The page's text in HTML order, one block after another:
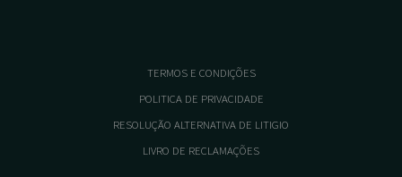
TERMOS E CONDIÇÕES
POLITICA DE PRIVACIDADE
RESOLUÇÃO ALTERNATIVA DE LITIGIO
LIVRO DE RECLAMAÇÕES